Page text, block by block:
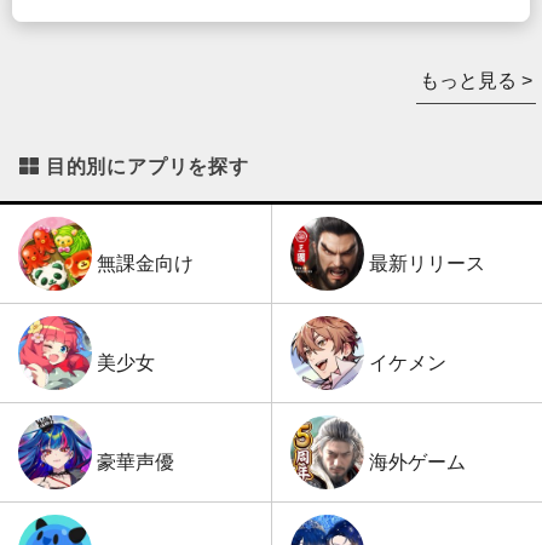
もっと見る >
目的別にアプリを探す
無課金向け 最新リリース
美少女 イケメン
豪華声優 海外ゲーム